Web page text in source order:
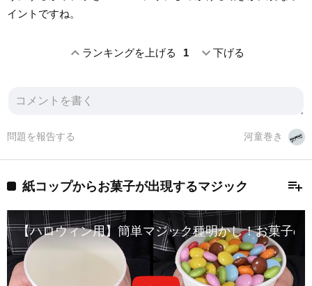
イントですね。
expand_lessランキングを上げる 1 expand_more下げる
河童巻き
問題を報告する
playlist_add
紙コップからお菓子が出現するマジック
【ハロウィン用】簡単マジック種明かし！お菓子